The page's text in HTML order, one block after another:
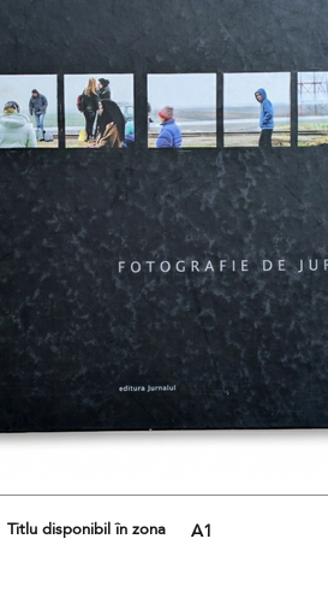
Titlu disponibil în zona A1